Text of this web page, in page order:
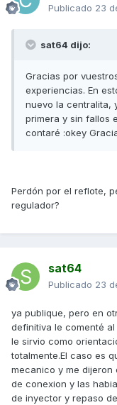
Publicado 23
sat64 dijo:
Gracias por
experiencias. En
nuevo la centralita,
primera y sin fallos
contaré :okey
Perdón por el reflote,
regulador?
sat64
Publicado 23
ya publique, pero en
definitiva le comenté
le sirvio como
totalmente.El caso es
mecanico y me dijeron
de conexion y las
de inyector y repaso